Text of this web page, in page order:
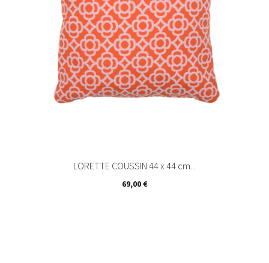
LORETTE COUSSIN 44 x 44 cm...
Prix
69,00 €